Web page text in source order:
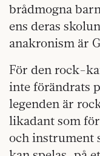
brådmogna
ens deras
anakronism är
För den rock-
inte förändrats
legenden är
likadant som
och instrument